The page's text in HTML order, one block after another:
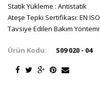
Statik Yükleme : Antistatik
Ateşe Tepki Sertifikası: EN
Tavsiye Edilen Bakım
Ürün Kodu: S09 020 - 04